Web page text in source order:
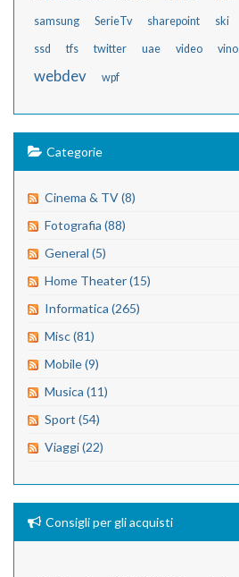
samsung SerieTv sharepoint ski
ssd tfs twitter uae video vino
webdev wpf
Categorie
Cinema & TV (8)
Fotografia (88)
General (5)
Home Theater (15)
Informatica (265)
Misc (81)
Mobile (9)
Musica (11)
Sport (54)
Viaggi (22)
Consigli per gli acquisti